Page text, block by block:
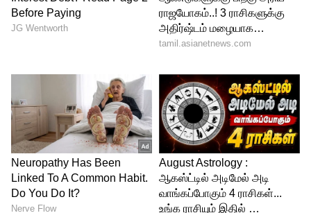
செய்முறை:
ரவையை மிக்ஸி ஜாரில் போட்டு ஒரு சுற்று
சுற்றி எடுத்துக் அதனை ஒரு பாத்திரத்தில்
எடுத்துக்கொள்ள வேண்டும். இதனுடன்